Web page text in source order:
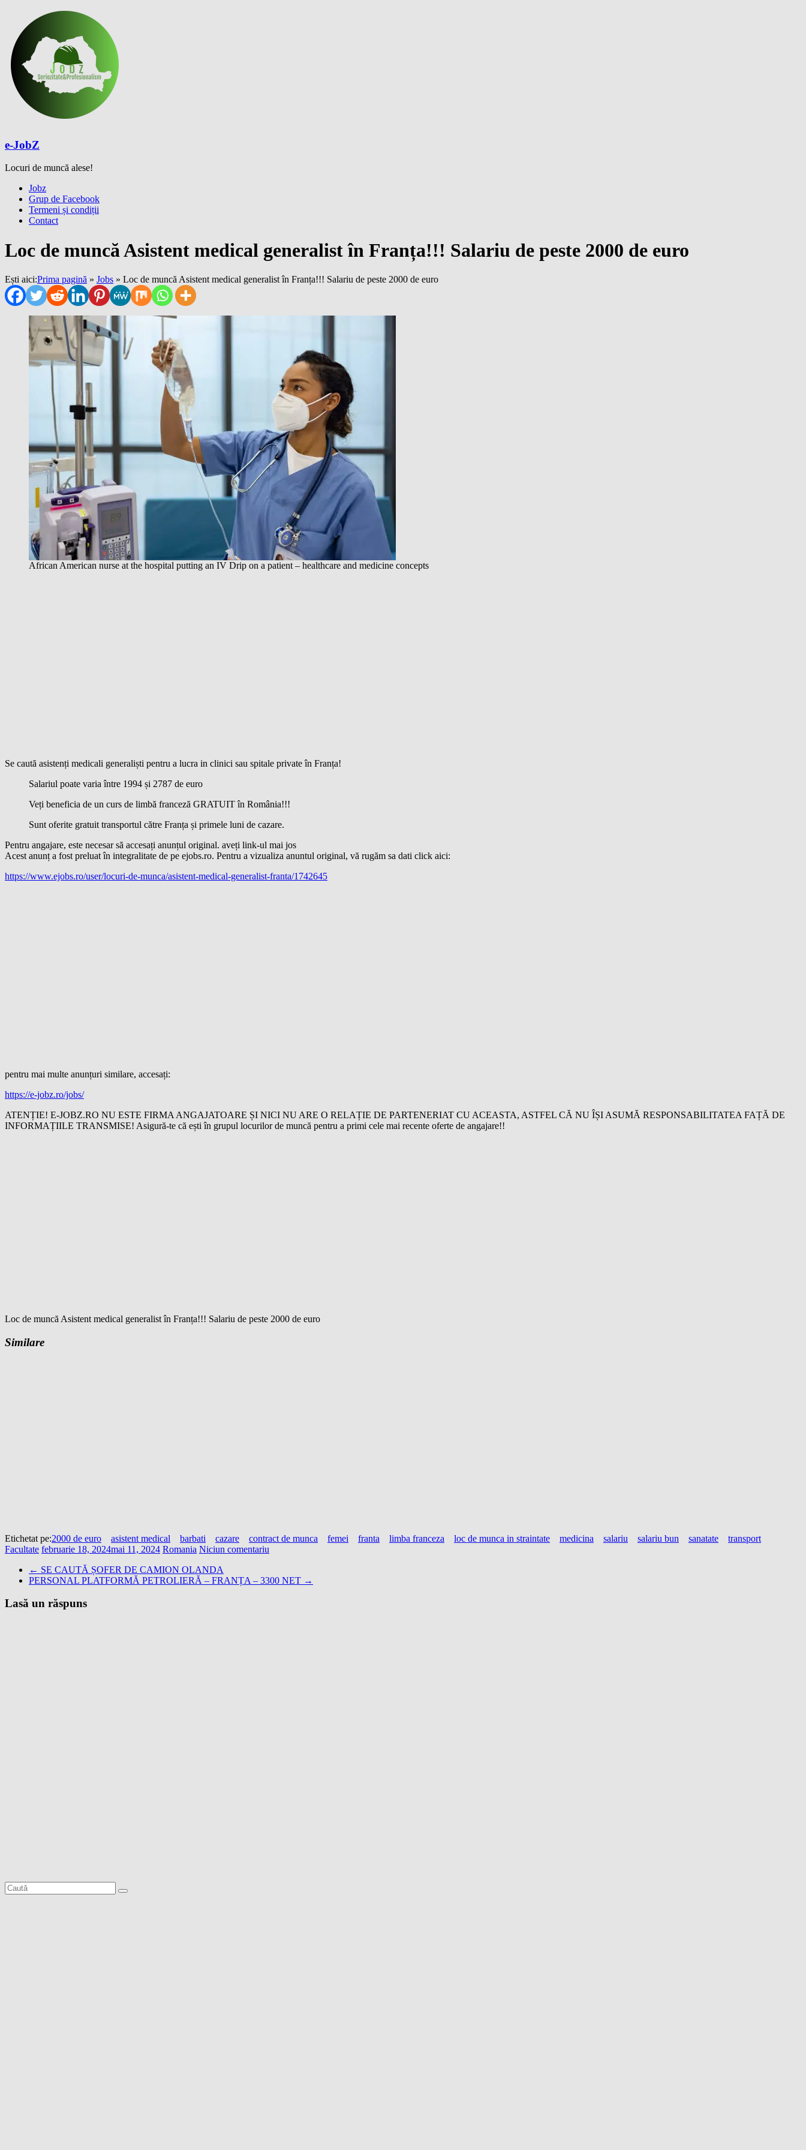
content
e-JobZ
Locuri de muncă alese!
Meniu Jobz
Grup de Facebook
Termeni și condiții
Contact
Loc de muncă Asistent medical generalist în Franța!!! Salariu de peste 2000 de euro
Ești aici:Prima pagină » Jobs » Loc de muncă Asistent medical generalist în Franța!!! Salariu de peste 2000 de euro
African American nurse at the hospital putting an IV Drip on a patient – healthcare and medicine concepts
Se caută asistenți medicali generaliști pentru a lucra in clinici sau spitale private în Franța!
Salariul poate varia între 1994 și 2787 de euro
Veți beneficia de un curs de limbă franceză GRATUIT în România!!!
Sunt oferite gratuit transportul către Franța și primele luni de cazare.
Pentru angajare, este necesar să accesați anunțul original. aveți link-ul mai jos
Acest anunț a fost preluat în integralitate de pe ejobs.ro. Pentru a vizualiza anuntul original, vă rugăm sa dati click aici:
https://www.ejobs.ro/user/locuri-de-munca/asistent-medical-generalist-franta/1742645
pentru mai multe anunțuri similare, accesați:
https://e-jobz.ro/jobs/
ATENȚIE! E-JOBZ.RO NU ESTE FIRMA ANGAJATOARE ȘI NICI NU ARE O RELAȚIE DE PARTENERIAT CU ACEASTA, ASTFEL CĂ NU ÎȘI ASUMĂ RESPONSABILITATEA FAȚĂ DE
INFORMAȚIILE TRANSMISE! Asigură-te că ești în grupul locurilor de muncă pentru a primi cele mai recente oferte de angajare!!
Loc de muncă Asistent medical generalist în Franța!!! Salariu de peste 2000 de euro
Similare
Etichetat pe:2000 de euro asistent medical barbati cazare contract de munca femei franta limba franceza loc de munca in straintate medicina salariu salariu bun sanatate
transport
Facultate februarie 18, 2024mai 11, 2024 Romania Niciun comentariu
← SE CAUTĂ ȘOFER DE CAMION OLANDA
PERSONAL PLATFORMĂ PETROLIERĂ – FRANȚA – 3300 NET →
Lasă un răspuns